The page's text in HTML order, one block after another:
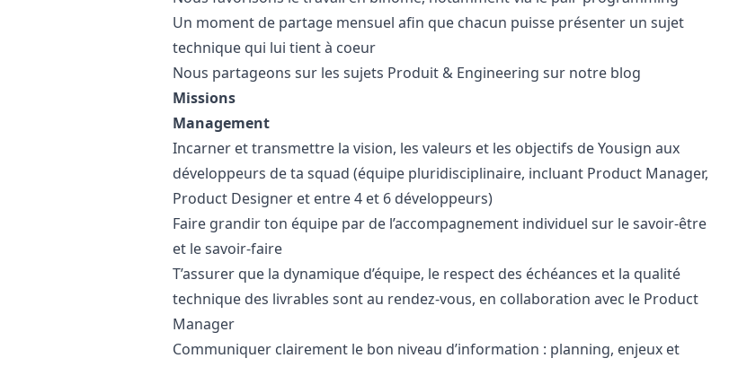
Un moment de partage mensuel afin que chacun puisse présenter un sujet
technique qui lui tient à coeur
Nous partageons sur les sujets Produit & Engineering sur notre blog
Missions
Management
Incarner et transmettre la vision, les valeurs et les objectifs de Yousign aux
développeurs de ta squad (équipe pluridisciplinaire, incluant Product Manager,
Product Designer et entre 4 et 6 développeurs)
Faire grandir ton équipe par de l’accompagnement individuel sur le savoir-être
et le savoir-faire
T’assurer que la dynamique d’équipe, le respect des échéances et la qualité
technique des livrables sont au rendez-vous, en collaboration avec le Product
Manager
Communiquer clairement le bon niveau d’information : planning, enjeux et